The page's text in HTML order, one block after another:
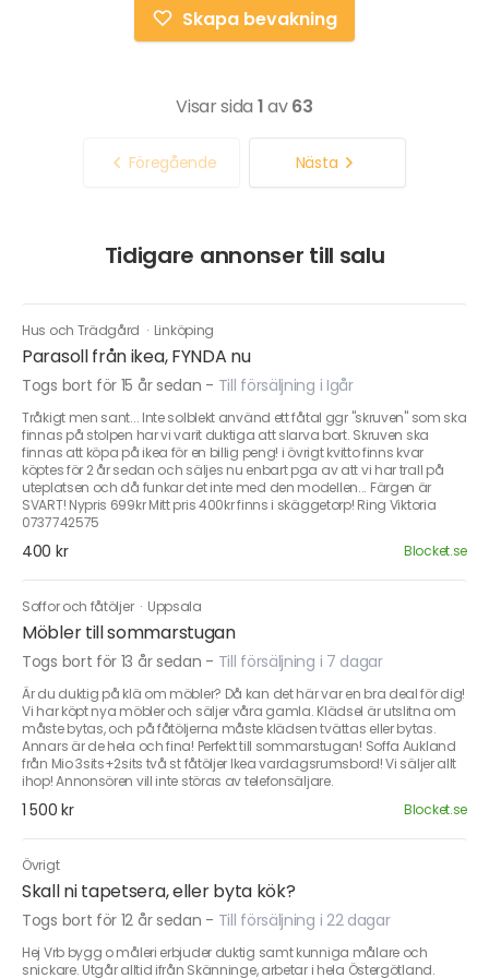
Skapa bevakning
Visar sida 1av63
Föregående Nästa
Tidigare annonser till salu
Hus och Trädgård · Linköping
Parasoll från ikea, FYNDA nu
Togs bort för 15 år sedan - Till försäljning i Igår
Tråkigt men sant... Inte solblekt använd ett fåtal ggr "skruven" som ska
finnas på stolpen har vi varit duktiga att slarva bort. Skruven ska
finnas att köpa på ikea för en billig peng! i övrigt kvitto finns kvar
köptes för 2 år sedan och säljes nu enbart pga av att vi har trall på
uteplatsen och då funkar det inte med den modellen... Färgen är
SVART! Nypris 699kr Mitt pris 400kr finns i skäggetorp! Ring Viktoria
0737742575
400 kr Blocket.se
Soffor och fåtöljer · Uppsala
Möbler till sommarstugan
Togs bort för 13 år sedan - Till försäljning i 7 dagar
Är du duktig på klä om möbler? Då kan det här var en bra deal för dig!
Vi har köpt nya möbler och säljer våra gamla. Klädsel är utslitna om
måste bytas, och på fåtöljerna måste klädsen tvättas eller bytas.
Annars är de hela och fina! Perfekt till sommarstugan! Soffa Aukland
från Mio 3sits+2sits två st fåtöljer Ikea vardagsrumsbord! Vi säljer allt
ihop! Annonsören vill inte störas av telefonsäljare.
1 500 kr Blocket.se
Övrigt
Skall ni tapetsera, eller byta kök?
Togs bort för 12 år sedan - Till försäljning i 22 dagar
Hej Vrb bygg o måleri erbjuder duktig samt kunniga målare och
snickare. Utgår alltid ifrån Skänninge, arbetar i hela Östergötland.